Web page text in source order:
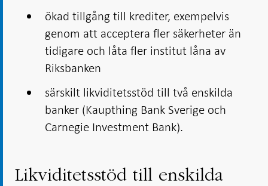
ökad tillgång till krediter, exempelvis
genom att acceptera fler säkerheter än
tidigare och låta fler institut låna av
Riksbanken
särskilt likviditetsstöd till två enskilda
banker (Kaupthing Bank Sverige och
Carnegie Investment Bank).
Likviditetsstöd till enskilda